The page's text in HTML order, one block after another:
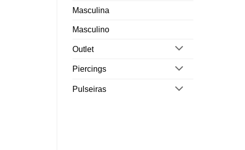
Masculina
Masculino
Outlet
Piercings
Pulseiras